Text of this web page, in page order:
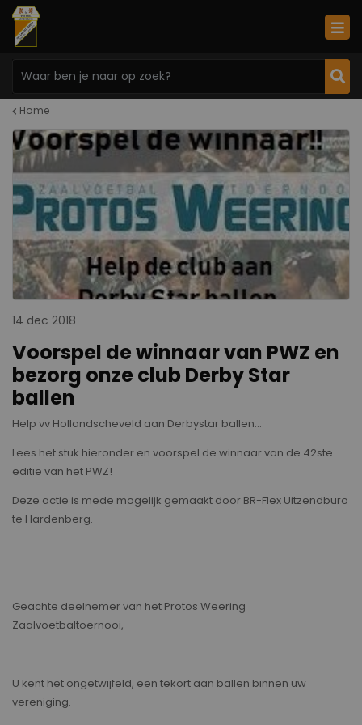
Home
14 dec 2018
Voorspel de winnaar van PWZ en
bezorg onze club Derby Star
ballen
Help vv Hollandscheveld aan Derbystar ballen...
Lees het stuk hieronder en voorspel de winnaar van de 42ste
editie van het PWZ!
Deze actie is mede mogelijk gemaakt door BR-Flex Uitzendburo
te Hardenberg.
Geachte deelnemer van het Protos Weering
Zaalvoetbaltoernooi,
U kent het ongetwijfeld, een tekort aan ballen binnen uw
vereniging.